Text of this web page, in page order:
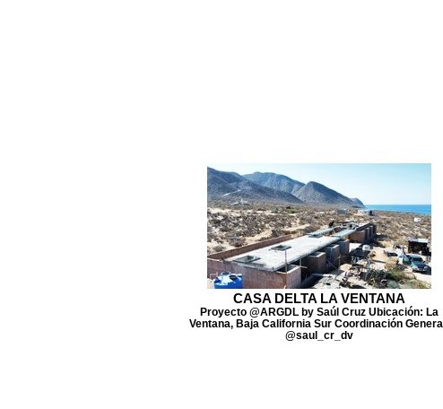
CASA DELTA LA VENTANA
Proyecto @ARGDL by Saúl Cruz Ubicación: La
Ventana, Baja California Sur Coordinación
@saul_cr_dv